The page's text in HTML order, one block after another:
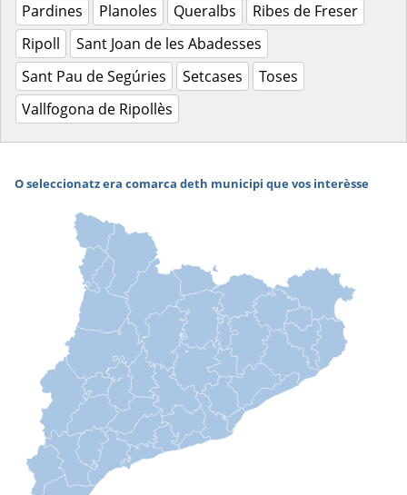
Pardines
Planoles Queralbs
Ribes de Freser
Ripoll
Sant Joan de les Abadesses
Sant Pau de Segúries
Setcases
Toses
Vallfogona de Ripollès